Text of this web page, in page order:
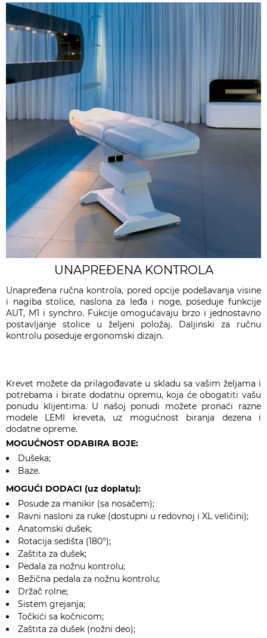
UNAPREĐENA KONTROLA
Unapređena ručna kontrola, pored opcije podešavanja visine
i nagiba stolice, naslona za leđa i noge, poseduje funkcije
AUT, M1 i synchro. Fukcije omogućavaju brzo i jednostavno
postavljanje stolice u željeni položaj. Daljinski za ručnu
kontrolu poseduje ergonomski dizajn.
Krevet možete da prilagođavate u skladu sa vašim željama i
potrebama i birate dodatnu opremu, koja će obogatiti vašu
ponudu klijentima. U našoj ponudi možete pronaći razne
modele LEMI kreveta, uz mogućnost biranja dezena i
dodatne opreme.
MOGUĆNOST ODABIRA BOJE:
Dušeka;
Baze.
MOGUĆI DODACI (uz doplatu):
Posude za manikir (sa nosačem);
Ravni nasloni za ruke (dostupni u redovnoj i XL veličini);
Anatomski dušek;
Rotacija sedišta (180°);
Zaštita za dušek;
Pedala za nožnu kontrolu;
Bežična pedala za nožnu kontrolu;
Držač rolne;
Sistem grejanja;
Točkići sa kočnicom;
Zaštita za dušek (nožni deo);